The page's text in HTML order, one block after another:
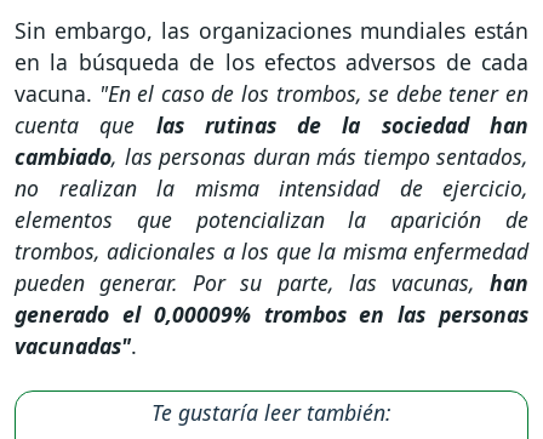
Sin embargo, las organizaciones mundiales están
en la búsqueda de los efectos adversos de cada
vacuna. "En el caso de los trombos, se debe tener en
cuenta que las rutinas de la sociedad han
cambiado, las personas duran más tiempo sentados,
no realizan la misma intensidad de ejercicio,
elementos que potencializan la aparición de
trombos, adicionales a los que la misma enfermedad
pueden generar. Por su parte, las vacunas, han
generado el 0,00009% trombos en las personas
vacunadas".
Te gustaría leer también: